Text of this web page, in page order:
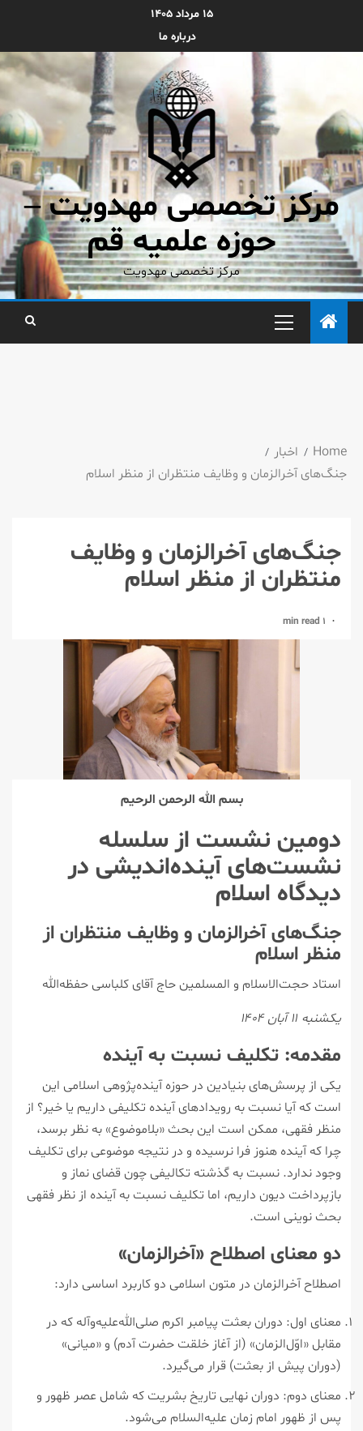
۱۵ مرداد ۱۴۰۵
درباره ما
مرکز تخصصی مهدویت –
حوزه علمیه قم
مرکز تخصصی مهدویت
Home
اخبار
جنگ‌های آخرالزمان و وظایف منتظران از منظر اسلام
جنگ‌های آخرالزمان و وظایف
منتظران از منظر اسلام
1 min read
بسم الله الرحمن الرحیم
دومین نشست از سلسله
نشست‌های آینده‌اندیشی در
دیدگاه اسلام
جنگ‌های آخرالزمان و وظایف منتظران از
منظر اسلام
استاد حجت‌الاسلام و المسلمین حاج آقای کلباسی حفظه‌الله
یکشنبه ۱۱آبان۱۴۰۴
مقدمه: تکلیف نسبت به آینده
یکی از پرسش‌های بنیادین در حوزه آینده‌پژوهی اسلامی این
است که آیا نسبت به رویدادهای آینده تکلیفی داریم یا خیر؟ از
منظر فقهی، ممکن است این بحث «بلاموضوع» به نظر برسد،
چرا که آینده هنوز فرا نرسیده و در نتیجه موضوعی برای تکلیف
وجود ندارد. نسبت به گذشته تکالیفی چون قضای نماز و
بازپرداخت دیون داریم، اما تکلیف نسبت به آینده از نظر فقهی
بحث نوینی است.
دو معنای اصطلاح «آخرالزمان»
اصطلاح آخرالزمان در متون اسلامی دو کاربرد اساسی دارد:
معنای اول: دوران بعثت پیامبر اکرم صلی‌الله‌علیه‌وآله که در
مقابل «اوّل‌الزمان» (از آغاز خلقت حضرت آدم) و «میانی»
(دوران پیش از بعثت) قرار می‌گیرد.
معنای دوم: دوران نهایی تاریخ بشریت که شامل عصر ظهور و
پس از ظهور امام زمان علیه‌السلام می‌شود.